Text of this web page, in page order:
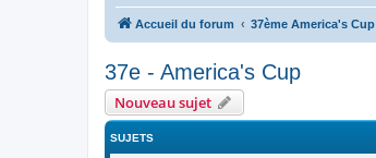
Accueil du forum 37ème America's Cup
37e - America's Cup
Nouveau sujet
SUJETS